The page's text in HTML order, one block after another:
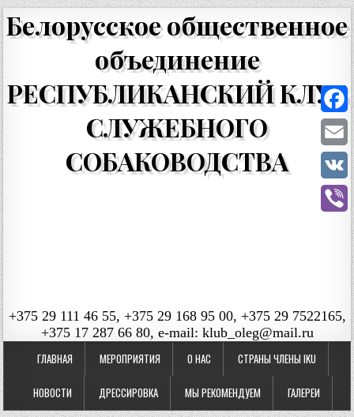
Белорусское общественное
объединение
РЕСПУБЛИКАНСКИЙ КЛУБ
СЛУЖЕБНОГО
СОБАКОВОДСТВА
+375 29 111 46 55, +375 29 168 95 00, +375 29 7522165,
+375 17 287 66 80, e-mail: klub_oleg@mail.ru
ГЛАВНАЯ
МЕРОПРИЯТИЯ О НАС СТРАНЫ ЧЛЕНЫ IKU
НОВОСТИ ДРЕССИРОВКА МЫ РЕКОМЕНДУЕМ ГАЛЕРЕИ
Email
VK